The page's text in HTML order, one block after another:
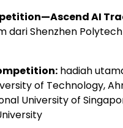
AI
dari Shenzhen
hadiah
of Technology,
University of